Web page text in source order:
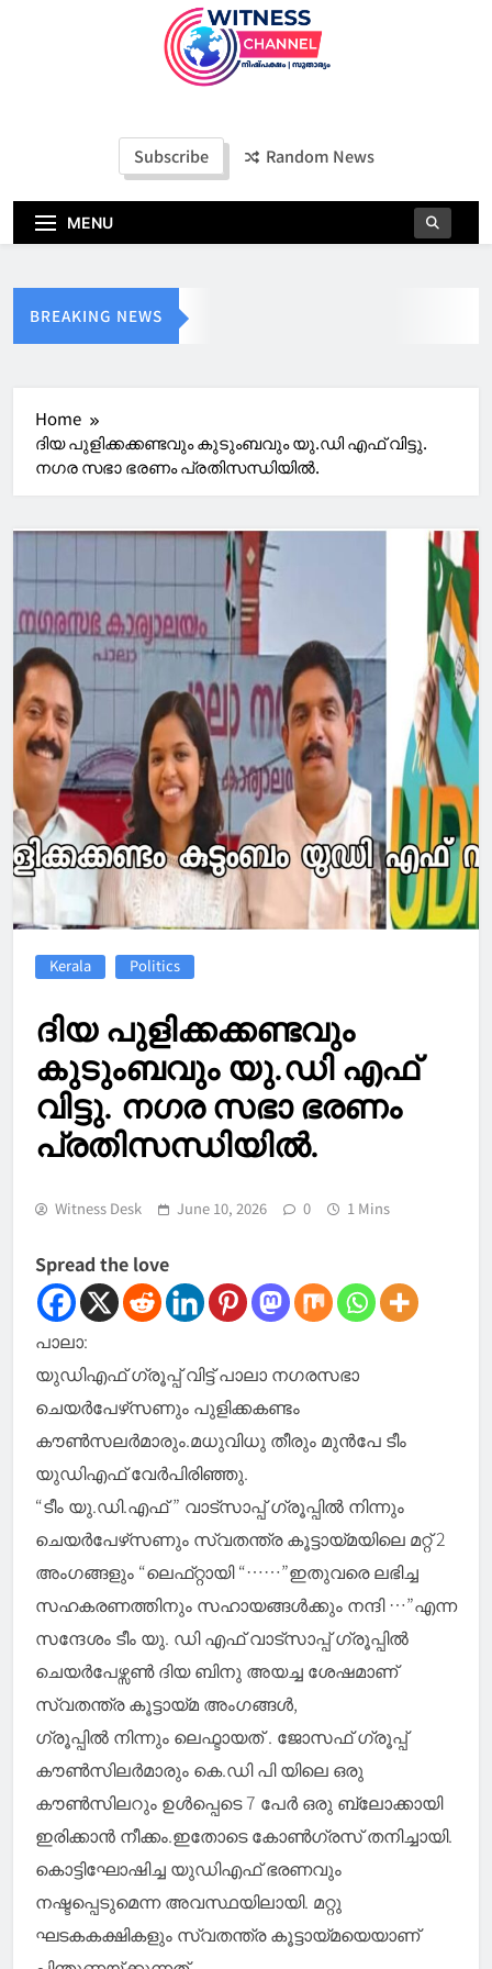
Witness Channel
Subscribe Random News
MENU
BREAKING NEWS
Home
ദിയ പുളിക്കക്കണ്ടവും കുടുംബവും യു.ഡി എഫ് വിട്ടു.
നഗര സഭാ ഭരണം പ്രതിസന്ധിയിൽ.
Kerala Politics
ദിയ പുളിക്കക്കണ്ടവും
കുടുംബവും യു.ഡി എഫ്
വിട്ടു. നഗര സഭാ ഭരണം
പ്രതിസന്ധിയിൽ.
Witness Desk June 10, 2026 0 1 Mins
Spread the love
പാലാ:
യുഡിഎഫ് ഗ്രൂപ്പ് വിട്ട് പാലാ നഗരസഭാ
ചെയർപേഴ്‌സണും പുളിക്കകണ്ടം
കൗൺസലർമാരും.മധുവിധു തീരും മുൻപേ ടീം
യുഡിഎഫ് വേർപിരിഞ്ഞു.
“ടീം യു.ഡി.എഫ് ” വാട്സാപ്പ് ഗ്രൂപ്പിൽ നിന്നും
ചെയർപേഴ്‌സണും സ്വതന്ത്ര കൂട്ടായ്മയിലെ മറ്റ് 2
അംഗങ്ങളും “ലെഫ്‌റ്റായി “……”ഇതുവരെ ലഭിച്ച
സഹകരണത്തിനും സഹായങ്ങൾക്കും നന്ദി …”എന്ന
സന്ദേശം ടീം യു. ഡി എഫ് വാട്സാപ്പ് ഗ്രൂപ്പിൽ
ചെയർപേഴ്സൺ ദിയ ബിനു അയച്ച ശേഷമാണ്
സ്വതന്ത്ര കൂട്ടായ്മ അംഗങ്ങൾ,
ഗ്രൂപ്പിൽ നിന്നും ലെഫ്ടായത് . ജോസഫ് ഗ്രൂപ്പ്
കൗൺസിലർമാരും കെ.ഡി പി യിലെ ഒരു
കൗൺസിലറും ഉൾപ്പെടെ 7 പേർ ഒരു ബ്ലോക്കായി
ഇരിക്കാൻ നീക്കം.ഇതോടെ കോൺഗ്രസ് തനിച്ചായി.
കൊട്ടിഘോഷിച്ച യുഡിഎഫ് ഭരണവും
നഷ്ടപ്പെടുമെന്ന അവസ്ഥയിലായി. മറ്റു
ഘടകകക്ഷികളും സ്വതന്ത്ര കൂട്ടായ്മയെയാണ്